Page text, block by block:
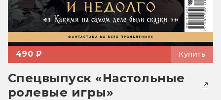
490 ₽ Купить
Спецвыпуск «Настольные
ролевые игры»